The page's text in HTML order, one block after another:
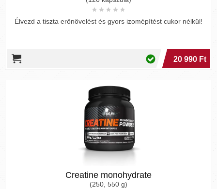
Élvezd a tiszta erőnövelést és gyors izomépítést cukor nélkül!
20 990 Ft
Creatine monohydrate
(250, 550 g)